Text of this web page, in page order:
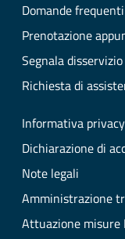
Domande frequenti
Prenotazione
Segnala disservizio
Richiesta di
Informativa privacy
Dichiarazione di
Note legali
Amministrazione
Attuazione misure